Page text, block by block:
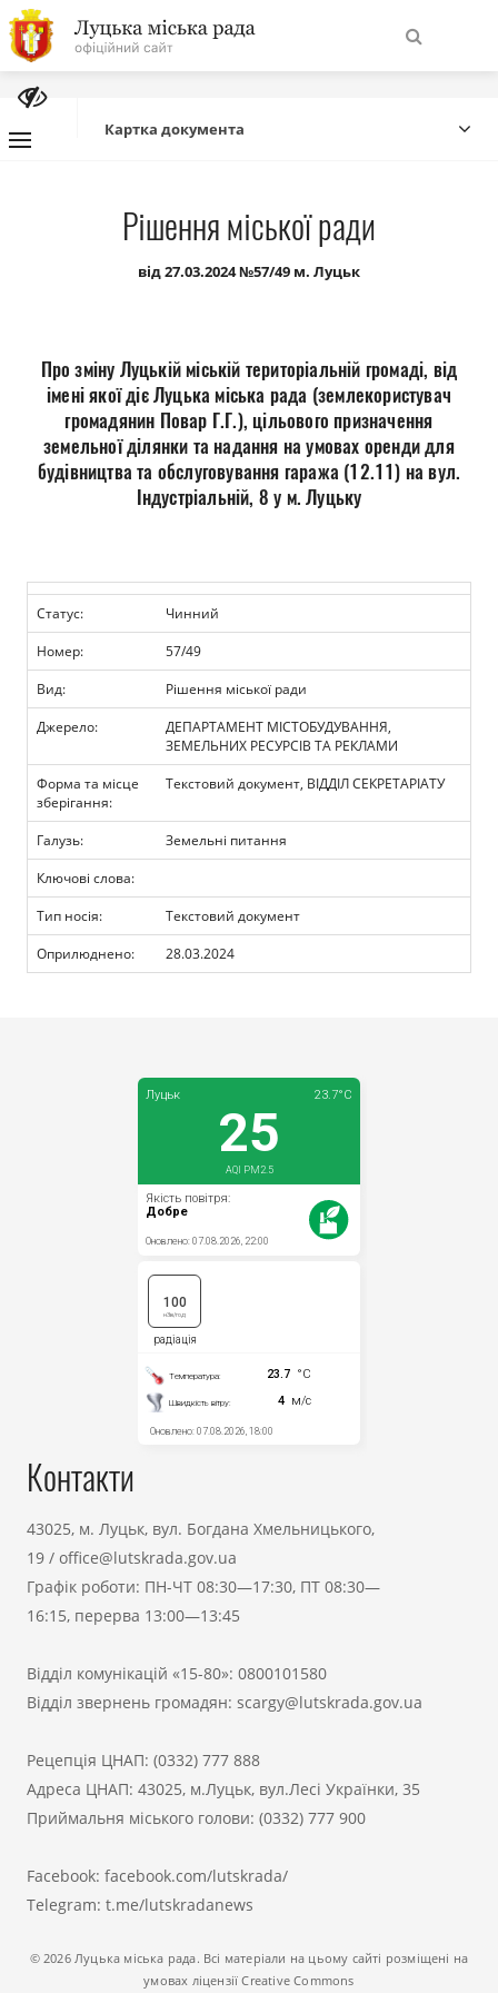
На
головну
сайту
Про місто
Міська влада
Бюджет
Публічна інформація
Прозорість влади
Документи
Картка документа
Рішення міської ради
від 27.03.2024 №57/49 м. Луцьк
Про зміну Луцькій міській територіальній громаді, від
імені якої діє Луцька міська рада (землекористувач
громадянин Повар Г.Г.), цільового призначення
земельної ділянки та надання на умовах оренди для
будівництва та обслуговування гаража (12.11) на вул.
Індустріальній, 8 у м. Луцьку
Статус:
Чинний
Номер:
57/49
Вид:
Рішення міської ради
Джерело:
ДЕПАРТАМЕНТ МІСТОБУДУВАННЯ,
ЗЕМЕЛЬНИХ РЕСУРСІВ ТА РЕКЛАМИ
Форма та місце
зберігання:
Текстовий документ, ВІДДІЛ СЕКРЕТАРІАТУ
Галузь:
Земельні питання
Ключові слова:
Тип носія:
Текстовий документ
Оприлюднено:
28.03.2024
Контакти
43025, м. Луцьк, вул. Богдана Хмельницького,
19 / office@lutskrada.gov.ua
Графік роботи: ПН-ЧТ 08:30—17:30, ПТ 08:30—
16:15, перерва 13:00—13:45
Відділ комунікацій «15-80»: 0800101580
Відділ звернень громадян: scargy@lutskrada.gov.ua
Рецепція ЦНАП: (0332) 777 888
Адреса ЦНАП: 43025, м.Луцьк, вул.Лесі Українки, 35
Приймальня міського голови: (0332) 777 900
Facebook: facebook.com/lutskrada/
Telegram: t.me/lutskradanews
© 2026 Луцька міська рада. Всі матеріали на цьому сайті розміщені на
умовах ліцензії Creative Commons